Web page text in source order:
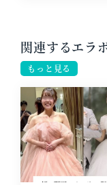
関連するエラ
もっと見る